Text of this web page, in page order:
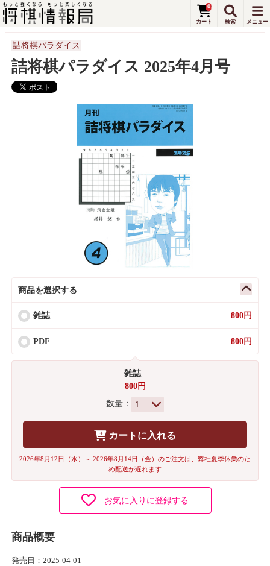
0
詰将棋パラダイス
詰将棋パラダイス 2025年4月号
商品を選択する
雑誌 800円
PDF 800円
雑誌
800円
数量：
カートに入れる
2026年8月12日（水）～ 2026年8月14日（金）のご注文は、弊社夏季休業のた
め配送が遅れます
お気に入りに登録する
商品概要
発売日：2025-04-01